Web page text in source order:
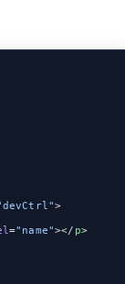
>
="name"></ p>